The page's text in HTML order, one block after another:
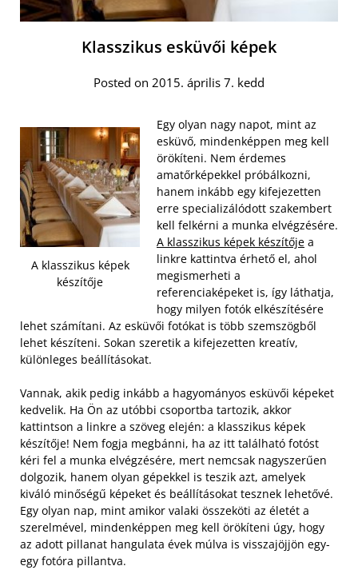
Klasszikus esküvői képek
Posted on 2015. április 7. kedd
A klasszikus képek
készítője
Egy olyan nagy napot, mint az
esküvő, mindenképpen meg kell
örökíteni. Nem érdemes
amatőrképekkel próbálkozni,
hanem inkább egy kifejezetten
erre specializálódott szakembert
kell felkérni a munka elvégzésére.
A klasszikus képek készítője a
linkre kattintva érhető el, ahol
megismerheti a
referenciaképeket is, így láthatja,
hogy milyen fotók elkészítésére
lehet számítani. Az esküvői fotókat is több szemszögből
lehet készíteni. Sokan szeretik a kifejezetten kreatív,
különleges beállításokat.
Vannak, akik pedig inkább a hagyományos esküvői képeket
kedvelik. Ha Ön az utóbbi csoportba tartozik, akkor
kattintson a linkre a szöveg elején: a klasszikus képek
készítője! Nem fogja megbánni, ha az itt található fotóst
kéri fel a munka elvégzésére, mert nemcsak nagyszerűen
dolgozik, hanem olyan gépekkel is teszik azt, amelyek
kiváló minőségű képeket és beállításokat tesznek lehetővé.
Egy olyan nap, mint amikor valaki összeköti az életét a
szerelmével, mindenképpen meg kell örökíteni úgy, hogy
az adott pillanat hangulata évek múlva is visszajöjjön egy-
egy fotóra pillantva.